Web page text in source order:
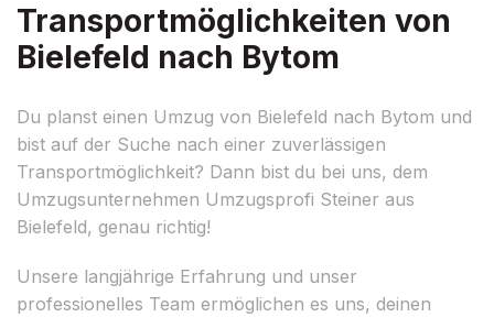
Transportmöglichkeiten von
Bielefeld nach Bytom
Du planst einen Umzug von Bielefeld nach Bytom und
bist auf der Suche nach einer zuverlässigen
Transportmöglichkeit? Dann bist du bei uns, dem
Umzugsunternehmen Umzugsprofi Steiner aus
Bielefeld, genau richtig!
Unsere langjährige Erfahrung und unser
professionelles Team ermöglichen es uns, deinen